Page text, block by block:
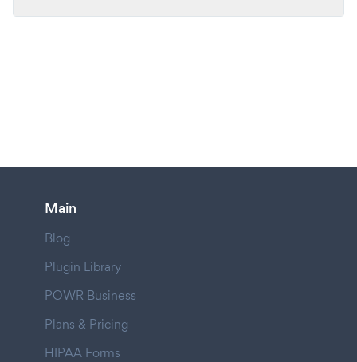
Main
Blog
Plugin Library
POWR Business
Plans & Pricing
HIPAA Forms